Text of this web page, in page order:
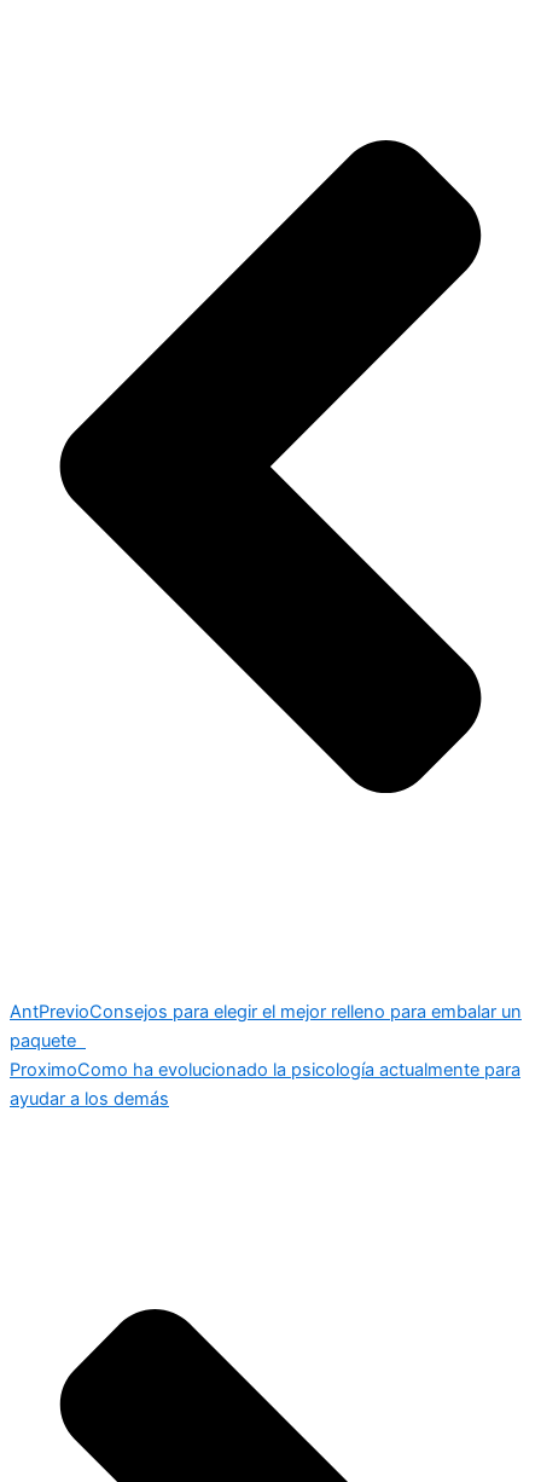
AntPrevioConsejos para elegir el mejor relleno para embalar un
paquete
ProximoComo ha evolucionado la psicología actualmente para
ayudar a los demás